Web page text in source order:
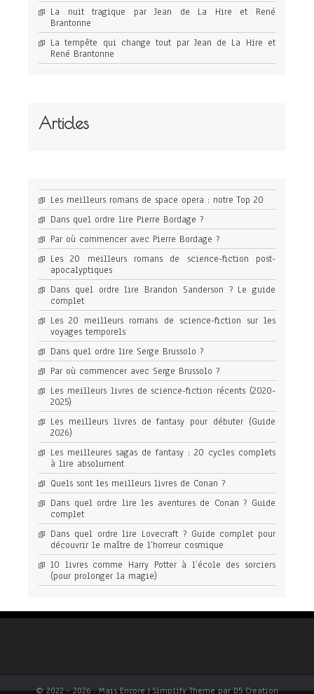
La nuit tragique par Jean de La Hire et René
Brantonne
La tempête qui change tout par Jean de La Hire et
René Brantonne
Articles
Les meilleurs romans de space opera : notre Top 20
Dans quel ordre lire Pierre Bordage ?
Par où commencer avec Pierre Bordage ?
Les 20 meilleurs romans de science-fiction post-
apocalyptiques
Dans quel ordre lire Brandon Sanderson ? Le guide
complet
Les 20 meilleurs romans de science-fiction sur les
voyages temporels
Dans quel ordre lire Serge Brussolo ?
Par où commencer avec Serge Brussolo ?
Les meilleurs livres de science-fiction récents (2020-
2025)
Les meilleurs livres de fantasy pour débuter (Guide
2026)
Les meilleures sagas de fantasy : 20 cycles complets
à lire absolument
Quels sont les meilleurs livres de Conan ?
Dans quel ordre lire les aventures de Conan ? Guide
complet
Dans quel ordre lire Lovecraft ? Guide complet pour
découvrir le maître de l’horreur cosmique
10 livres comme Harry Potter à l’école des sorciers
(pour prolonger la magie)
© 2022 - 2026 : Mais Encore | Simplify Theme par D5 Creation